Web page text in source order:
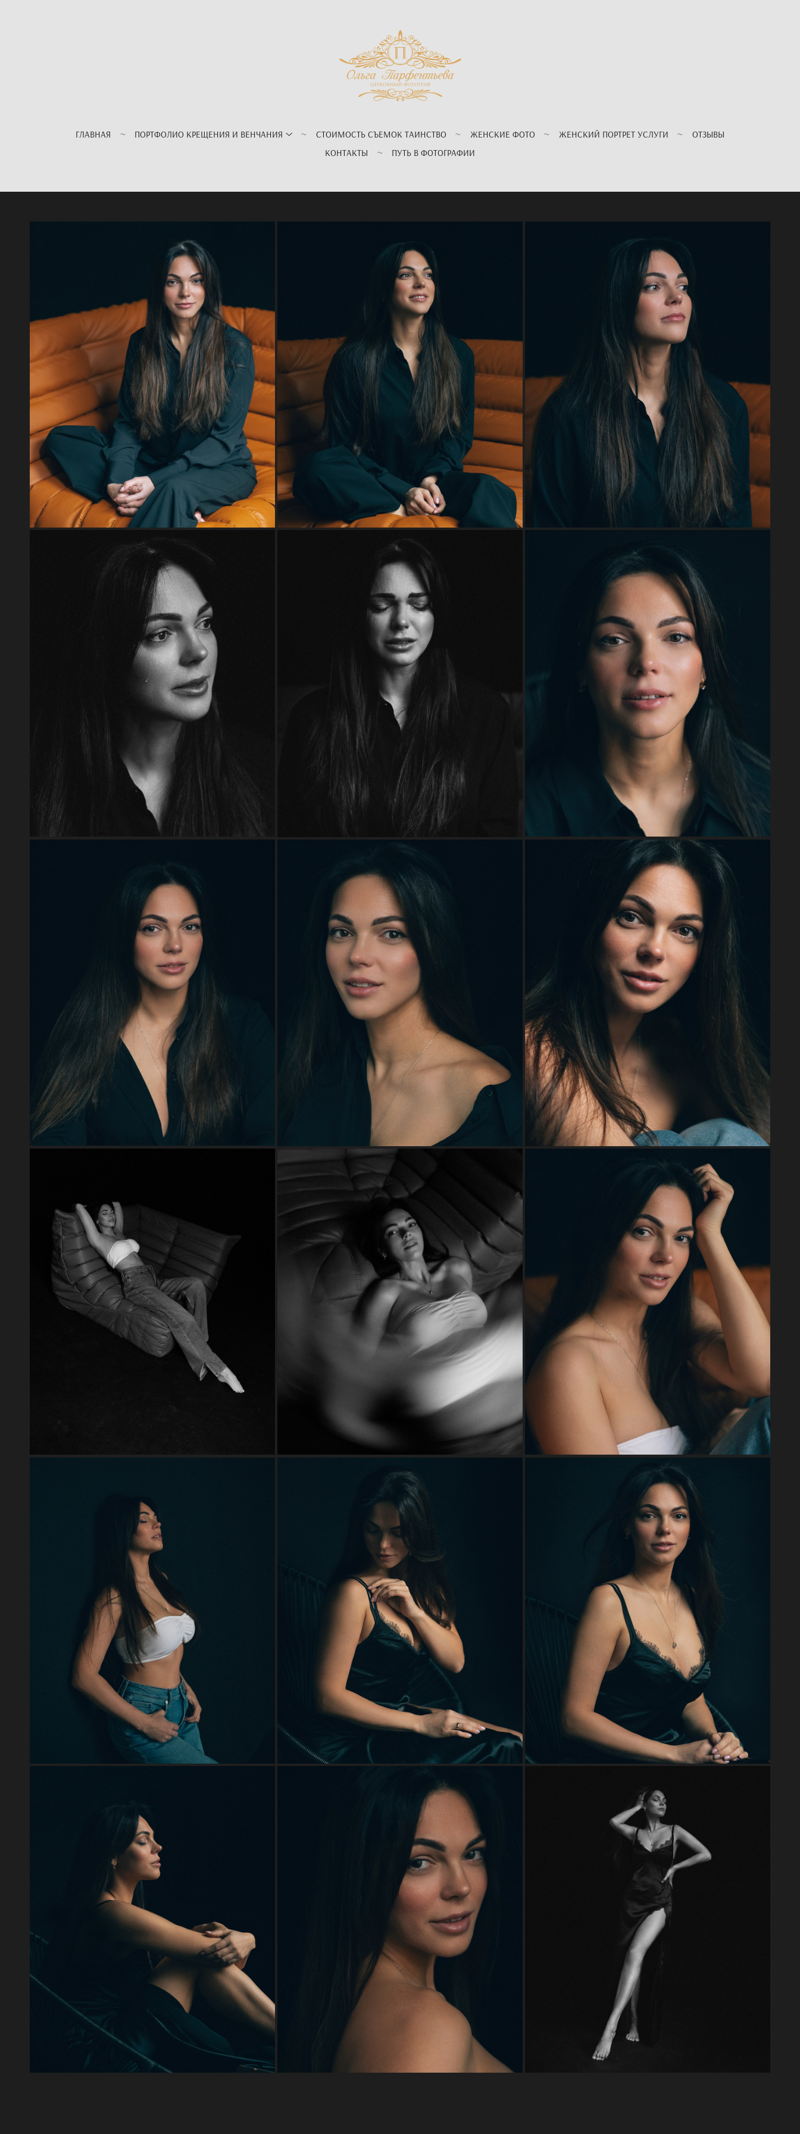
ГЛАВНАЯ ПОРТФОЛИО КРЕЩЕНИЯ И ВЕНЧАНИЯ СТОИМОСТЬ СЪЕМОК ТАИНСТВО ЖЕНСКИЕ ФОТО ЖЕНСКИЙ ПОРТРЕТ УСЛУГИ
ОТЗЫВЫ
КОНТАКТЫ
ПУТЬ В ФОТОГРАФИИ